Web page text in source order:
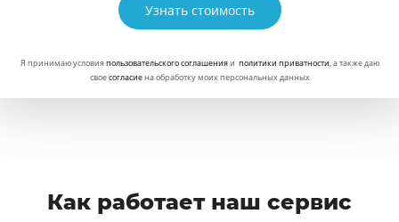
Узнать стоимость
Я принимаю условияпользовательского соглашенияи политики приватности, а также даю
своесогласиена обработку моих персональных данных
Как работает наш сервис